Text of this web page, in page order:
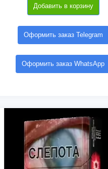
Добавить в корзину
Оформить заказ Telegram
Оформить заказ WhatsApp